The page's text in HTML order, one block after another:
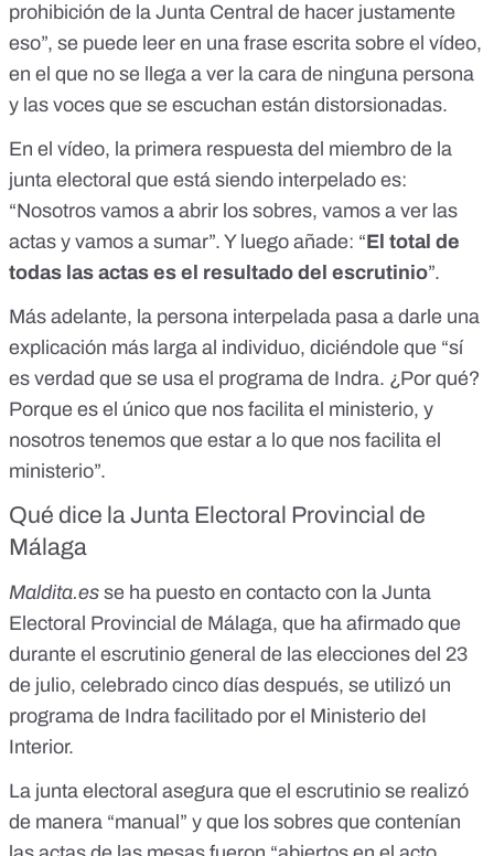
prohibición de la Junta Central de hacer justamente
eso”, se puede leer en una frase escrita sobre el vídeo,
en el que no se llega a ver la cara de ninguna persona
y las voces que se escuchan están distorsionadas.
En el vídeo, la primera respuesta del miembro de la
junta electoral que está siendo interpelado es:
“Nosotros vamos a abrir los sobres, vamos a ver las
actas y vamos a sumar”. Y luego añade: “El total de
todas las actas es el resultado del escrutinio”.
Más adelante, la persona interpelada pasa a darle una
explicación más larga al individuo, diciéndole que “sí
es verdad que se usa el programa de Indra. ¿Por qué?
Porque es el único que nos facilita el ministerio, y
nosotros tenemos que estar a lo que nos facilita el
ministerio”.
Qué dice la Junta Electoral Provincial de
Málaga
Maldita.es se ha puesto en contacto con la Junta
Electoral Provincial de Málaga, que ha afirmado que
durante el escrutinio general de las elecciones del 23
de julio, celebrado cinco días después, se utilizó un
programa de Indra facilitado por el Ministerio deI
Interior.
La junta electoral asegura que el escrutinio se realizó
de manera “manual” y que los sobres que contenían